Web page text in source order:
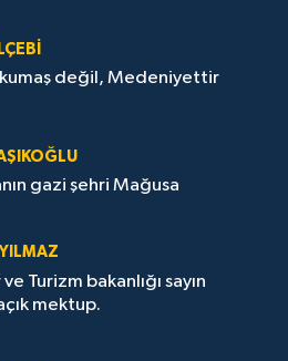
değil, Medeniyettir
gazi şehri Mağusa
Turizm bakanlığı sayın
mektup.